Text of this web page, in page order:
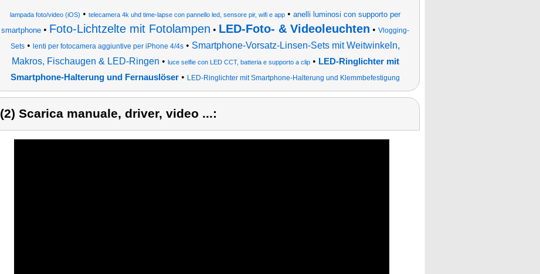
lampada foto/video (iOS) • telecamera 4k uhd time-lapse con pannello led, sensore pir, wifi e app • anelli luminosi con supporto per
smartphone • Foto-Lichtzelte mit Fotolampen • LED-Foto- & Videoleuchten • Vlogging-
Sets • lenti per fotocamera aggiuntive per iPhone 4/4s • Smartphone-Vorsatz-Linsen-Sets mit Weitwinkeln,
Makros, Fischaugen & LED-Ringen • luce selfie con LED CCT, batteria e supporto a clip• LED-Ringlichter mit
Smartphone-Halterung und Fernauslöser • LED-Ringlichter mit Smartphone-Halterung und Klemmbefestigung
(2) Scarica manuale, driver, video ...: